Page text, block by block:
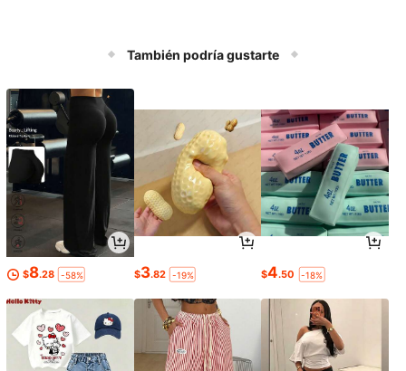
También podría gustarte
$8.28 -58% $3.82 -19% $4.50 -18%